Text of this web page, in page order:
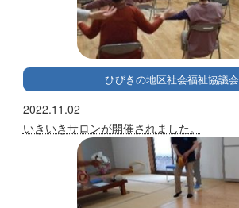
ひびきの地区社会福祉協議会
2022.11.02
いきいきサロンが開催されました。